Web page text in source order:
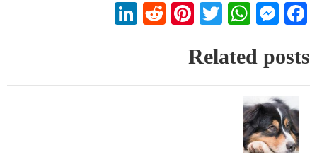
Facebook
Messenger
WhatsApp
Twitter
Pinterest
Reddit
Related posts